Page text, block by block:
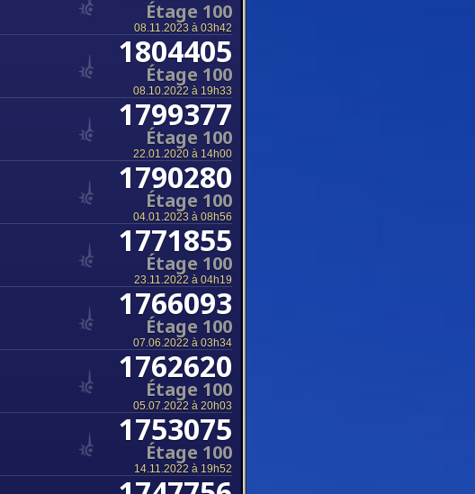
Étage 100
08.11.2023 à 03h42
1804405
Étage 100
08.10.2022 à 19h33
1799377
Étage 100
22.01.2020 à 14h00
1790280
Étage 100
04.01.2023 à 08h56
1771855
Étage 100
23.11.2022 à 04h19
1766093
Étage 100
07.06.2022 à 03h34
1762620
Étage 100
05.07.2022 à 20h03
1753075
Étage 100
14.11.2022 à 19h52